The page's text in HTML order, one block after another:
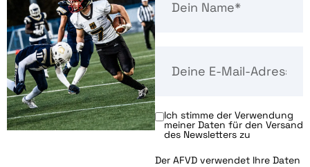
Ich stimme der Verwendung
meiner Daten für den Versand
des Newsletters zu
Der AFVD verwendet Ihre Daten